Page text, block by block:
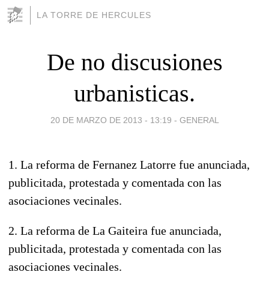
LA TORRE DE HERCULES
De no discusiones
urbanisticas.
20 DE MARZO DE 2013 - 13:19 - GENERAL
1. La reforma de Fernanez Latorre fue anunciada,
publicitada, protestada y comentada con las
asociaciones vecinales.
2. La reforma de La Gaiteira fue anunciada,
publicitada, protestada y comentada con las
asociaciones vecinales.